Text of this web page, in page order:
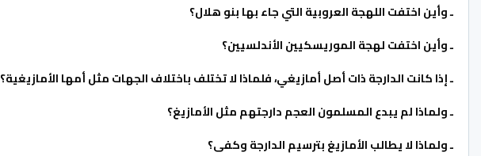
ـ وأين اختفت اللهجة العروبية التي جاء بها بنو هلال؟
ـ وأين اختفت لهجة الموريسكيين الأندلسيين؟
ـ إذا كانت الدارجة ذات أصل أمازيغي، فلماذا لا تختلف باختلاف الجهات مثل أمها الأمازيغية؟
ـ ولماذا لم يبدع المسلمون العجم دارجتهم مثل الأمازيغ؟
ـ ولماذا لا يطالب الأمازيغ بترسيم الدارجة وكفى؟